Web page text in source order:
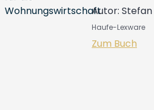
Autor:
Haufe-Lexware
Zum Buch